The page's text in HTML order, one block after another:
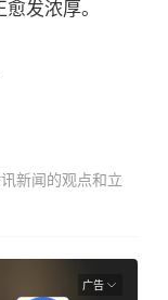
发浓厚。
新闻的观点和立
广告